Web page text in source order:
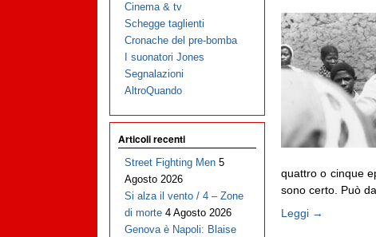
quattro o cinque
sono certo. Può
Leggi →
Cinema & tv
Schegge taglienti
Cronache del pre-bomba
I suonatori Jones
Segnalazioni
AltroQuando
Articoli recenti
Street Fighting Men 5
Agosto 2026
Si alza il vento / 4 – Zone
di morte 4 Agosto 2026
Genova è Napoli: Blaise